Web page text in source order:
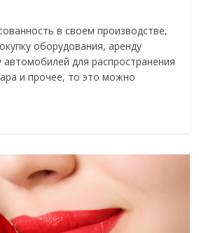
в своем производстве,
оборудования, аренду
для распространения
и прочее, то это можно